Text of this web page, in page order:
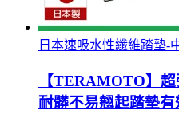
日本速吸水性纖維踏墊-
【TERAMOTO】
耐髒不易翹起踏墊